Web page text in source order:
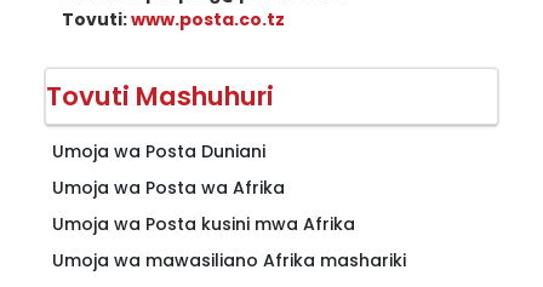
Tovuti:www.posta.co.tz
Tovuti Mashuhuri
Umoja wa Posta Duniani
Umoja wa Posta wa Afrika
Umoja wa Posta kusini mwa Afrika
Umoja wa mawasiliano Afrika mashariki